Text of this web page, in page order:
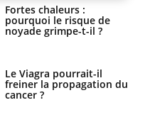
Fortes chaleurs :
pourquoi le risque de
noyade grimpe-t-il ?
Le Viagra pourrait-il
freiner la propagation du
cancer ?